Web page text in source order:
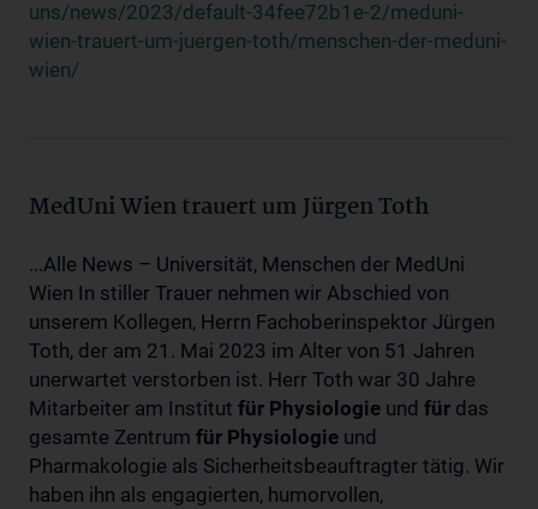
uns/news/2023/default-34fee72b1e-2/meduni-
wien-trauert-um-juergen-toth/menschen-der-meduni-
wien/
MedUni Wien trauert um Jürgen Toth
...Alle News – Universität, Menschen der MedUni
Wien In stiller Trauer nehmen wir Abschied von
unserem Kollegen, Herrn Fachoberinspektor Jürgen
Toth, der am 21. Mai 2023 im Alter von 51 Jahren
unerwartet verstorben ist. Herr Toth war 30 Jahre
Mitarbeiter am Institut für Physiologie und für das
gesamte Zentrum für Physiologie und
Pharmakologie als Sicherheitsbeauftragter tätig. Wir
haben ihn als engagierten, humorvollen,